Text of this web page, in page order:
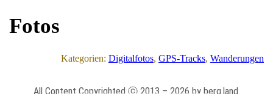
Fotos
Kategorien: Digitalfotos, GPS-Tracks, Wanderungen
All Content Copyrighted ⓒ 2013 – 2026 by berg.land.